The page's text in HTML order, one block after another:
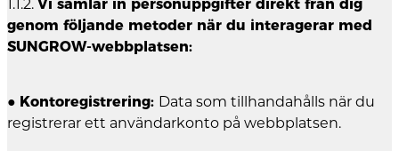
1.1.2. Vi samlar in personuppgifter direkt från dig
genom följande metoder när du interagerar med
SUNGROW-webbplatsen:
● Kontoregistrering: Data som tillhandahålls när du
registrerar ett användarkonto på webbplatsen.